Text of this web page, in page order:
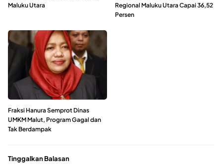
Maluku Utara
Regional Maluku Utara Capai 36,52
Persen
Fraksi Hanura Semprot Dinas
UMKM Malut, Program Gagal dan
Tak Berdampak
Tinggalkan Balasan